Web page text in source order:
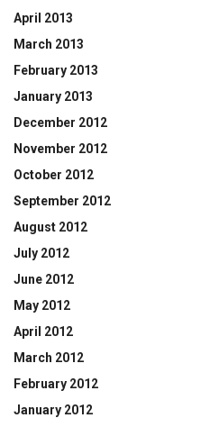
April 2013
March 2013
February 2013
January 2013
December 2012
November 2012
October 2012
September 2012
August 2012
July 2012
June 2012
May 2012
April 2012
March 2012
February 2012
January 2012